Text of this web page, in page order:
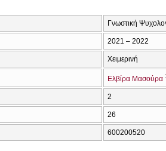
Γνωστική
2021 – 2022
Χειμερινή
Ελβίρα Μασούρα
2
26
600200520